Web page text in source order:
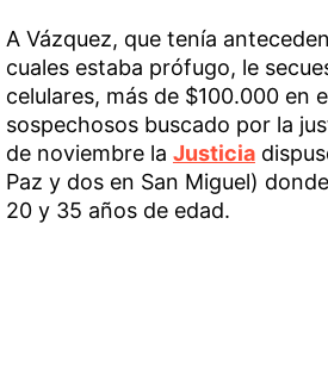
A Vázquez, que tenía
cuales estaba prófugo, le
celulares, más de $100.000 en
sospechosos buscado por la
de noviembre la Justicia
Paz y dos en San Miguel)
20 y 35 años de edad.